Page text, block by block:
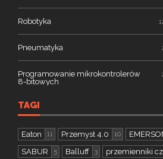
Robotyka
Pneumatyka
Programowanie mikrokontrolerów
8-bitowych
TAGI
Eaton 11 Przemysł 4.0 10
SABUR 5 Balluff 3 przemienniki